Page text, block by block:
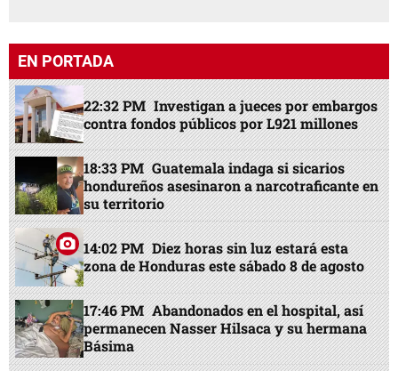
EN PORTADA
22:32 PM Investigan a jueces por embargos
contra fondos públicos por L921 millones
18:33 PM Guatemala indaga si sicarios
hondureños asesinaron a narcotraficante en
su territorio
14:02 PM Diez horas sin luz estará esta
zona de Honduras este sábado 8 de agosto
17:46 PM Abandonados en el hospital, así
permanecen Nasser Hilsaca y su hermana
Básima